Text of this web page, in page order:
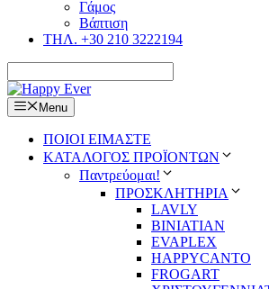
Γάμος
Βάπτιση
ΤΗΛ. +30 210 3222194
Menu
ΠΟΙΟΙ ΕΙΜΑΣΤΕ
ΚΑΤΑΛΟΓΟΣ ΠΡΟΪΟΝΤΩΝ
Παντρεύομαι!
ΠΡΟΣΚΛΗΤΗΡΙΑ
LAVLY
BINIATIAN
EVAPLEX
HAPPYCANTO
FROGART